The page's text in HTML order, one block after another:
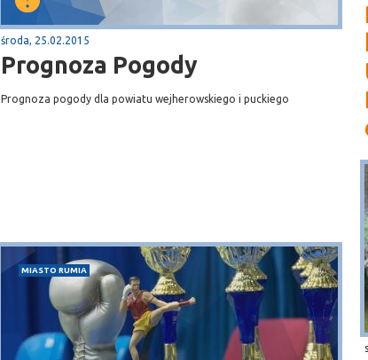
środa, 25.02.2015
Prognoza Pogody
Prognoza pogody dla powiatu wejherowskiego i puckiego
MIASTO RUMIA